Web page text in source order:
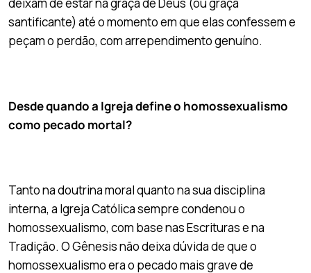
santificante) até o momento em que elas confessem e
peçam o perdão, com arrependimento genuíno.
Desde quando a Igreja define o homossexualismo
como pecado mortal?
Tanto na doutrina moral quanto na sua disciplina
interna, a Igreja Católica sempre condenou o
homossexualismo, com base nas Escrituras e na
Tradição. O Gênesis não deixa dúvida de que o
homossexualismo era o pecado mais grave de